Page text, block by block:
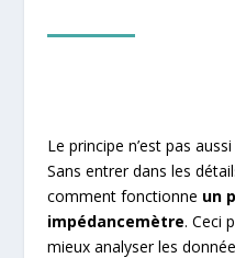
Le principe n’est pas
Sans entrer dans les
comment fonctionne un
impédancemètre. Ceci
mieux analyser les